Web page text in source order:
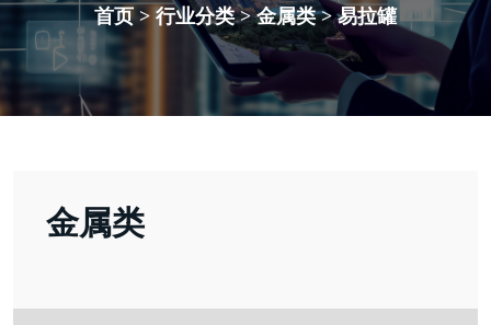
首页> 行业分类>金属类>易拉罐
金属类